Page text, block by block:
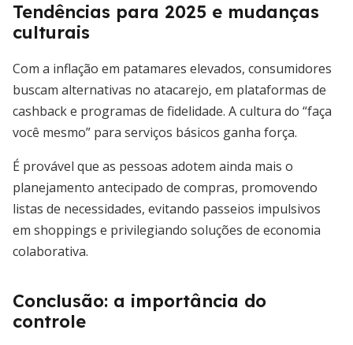
Tendências para 2025 e mudanças
culturais
Com a inflação em patamares elevados, consumidores
buscam alternativas no atacarejo, em plataformas de
cashback e programas de fidelidade. A cultura do “faça
você mesmo” para serviços básicos ganha força.
É provável que as pessoas adotem ainda mais o
planejamento antecipado de compras, promovendo
listas de necessidades, evitando passeios impulsivos
em shoppings e privilegiando soluções de economia
colaborativa.
Conclusão: a importância do
controle